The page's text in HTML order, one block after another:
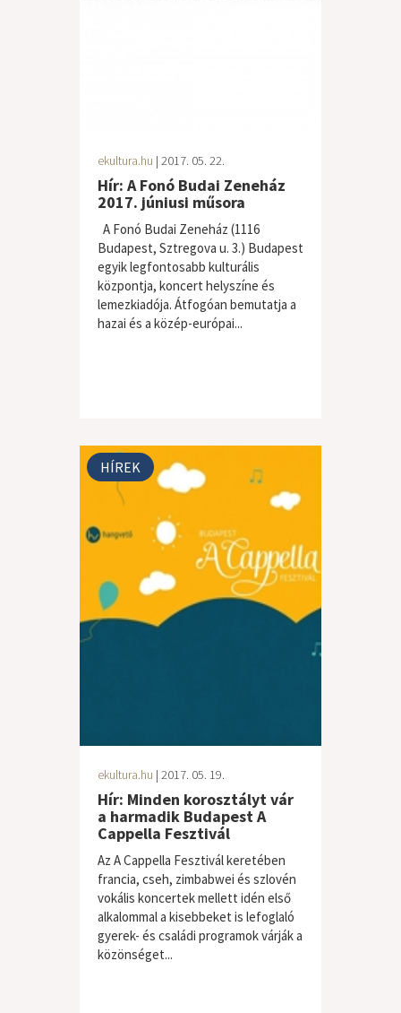
ekultura.hu | 2017. 05. 22.
Hír: A Fonó Budai Zeneház
2017. júniusi műsora
A Fonó Budai Zeneház (1116
Budapest, Sztregova u. 3.) Budapest
egyik legfontosabb kulturális
központja, koncert helyszíne és
lemezkiadója. Átfogóan bemutatja a
hazai és a közép-európai...
HÍREK
ekultura.hu | 2017. 05. 19.
Hír: Minden korosztályt vár
a harmadik Budapest A
Cappella Fesztivál
Az A Cappella Fesztivál keretében
francia, cseh, zimbabwei és szlovén
vokális koncertek mellett idén első
alkalommal a kisebbeket is lefoglaló
gyerek- és családi programok várják a
közönséget...